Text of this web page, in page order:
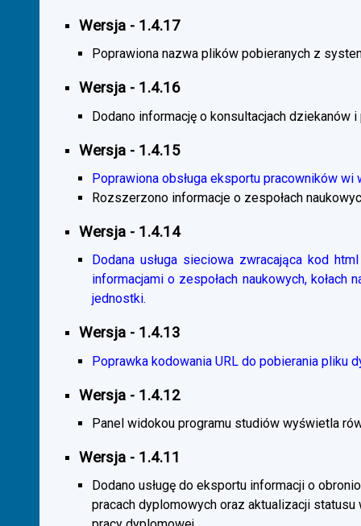
Wersja - 1.4.17
Poprawiona nazwa plików pobieranych z
Wersja - 1.4.16
Dodano informację o konsultacjach dziekanów
Wersja - 1.4.15
Poprawiona obsługa eksportu pracowników wi
Rozszerzono informacje o zespołach
Wersja - 1.4.14
Dodana usługa sieciowa zwracająca kod
informacjami o zespołach naukowych,
jednostki.
Wersja - 1.4.13
Poprawka kodowania URL do pobierania pliku
Wersja - 1.4.12
Panel widokou programu studiów wyświetla
Wersja - 1.4.11
Dodano usługę do eksportu informacji o
pracach dyplomowych oraz aktualizacji